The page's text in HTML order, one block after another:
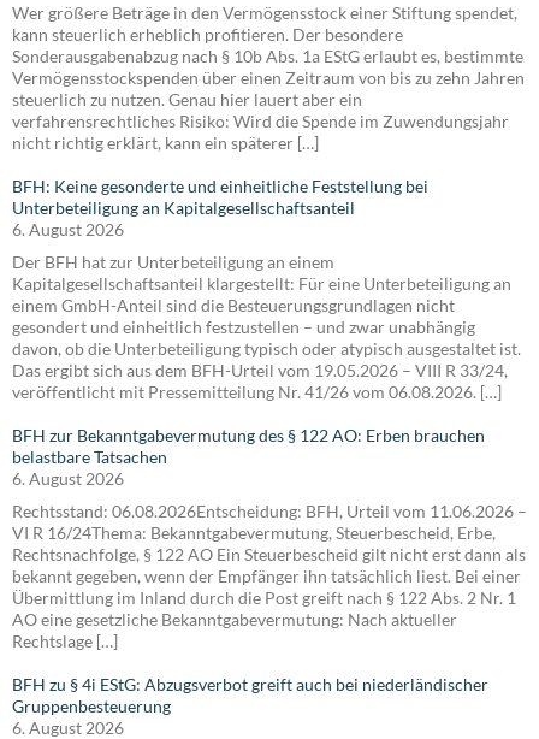
Wer größere Beträge in den Vermögensstock einer Stiftung spendet,
kann steuerlich erheblich profitieren. Der besondere
Sonderausgabenabzug nach § 10b Abs. 1a EStG erlaubt es, bestimmte
Vermögensstockspenden über einen Zeitraum von bis zu zehn Jahren
steuerlich zu nutzen. Genau hier lauert aber ein
verfahrensrechtliches Risiko: Wird die Spende im Zuwendungsjahr
nicht richtig erklärt, kann ein späterer […]
BFH: Keine gesonderte und einheitliche Feststellung bei
Unterbeteiligung an Kapitalgesellschaftsanteil
6. August 2026
Der BFH hat zur Unterbeteiligung an einem
Kapitalgesellschaftsanteil klargestellt: Für eine Unterbeteiligung an
einem GmbH-Anteil sind die Besteuerungsgrundlagen nicht
gesondert und einheitlich festzustellen – und zwar unabhängig
davon, ob die Unterbeteiligung typisch oder atypisch ausgestaltet ist.
Das ergibt sich aus dem BFH-Urteil vom 19.05.2026 – VIII R 33/24,
veröffentlicht mit Pressemitteilung Nr. 41/26 vom 06.08.2026. […]
BFH zur Bekanntgabevermutung des § 122 AO: Erben brauchen
belastbare Tatsachen
6. August 2026
Rechtsstand: 06.08.2026Entscheidung: BFH, Urteil vom 11.06.2026 –
VI R 16/24Thema: Bekanntgabevermutung, Steuerbescheid, Erbe,
Rechtsnachfolge, § 122 AO Ein Steuerbescheid gilt nicht erst dann als
bekannt gegeben, wenn der Empfänger ihn tatsächlich liest. Bei einer
Übermittlung im Inland durch die Post greift nach § 122 Abs. 2 Nr. 1
AO eine gesetzliche Bekanntgabevermutung: Nach aktueller
Rechtslage […]
BFH zu § 4i EStG: Abzugsverbot greift auch bei niederländischer
Gruppenbesteuerung
6. August 2026